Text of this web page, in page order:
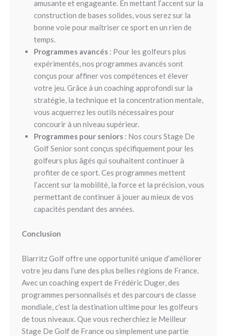
amusante et engageante. En mettant l’accent sur la
construction de bases solides, vous serez sur la
bonne voie pour maîtriser ce sport en un rien de
temps.
Programmes avancés: Pour les golfeurs plus
expérimentés, nos programmes avancés sont
conçus pour affiner vos compétences et élever
votre jeu. Grâce à un coaching approfondi sur la
stratégie, la technique et la concentration mentale,
vous acquerrez les outils nécessaires pour
concourir à un niveau supérieur.
Programmes pour seniors: Nos cours Stage De
Golf Senior sont conçus spécifiquement pour les
golfeurs plus âgés qui souhaitent continuer à
profiter de ce sport. Ces programmes mettent
l’accent sur la mobilité, la force et la précision, vous
permettant de continuer à jouer au mieux de vos
capacités pendant des années.
Conclusion
Biarritz Golf offre une opportunité unique d’améliorer
votre jeu dans l’une des plus belles régions de France.
Avec un coaching expert de Frédéric Duger, des
programmes personnalisés et des parcours de classe
mondiale, c’est la destination ultime pour les golfeurs
de tous niveaux. Que vous recherchiez le Meilleur
Stage De Golf de France ou simplement une partie